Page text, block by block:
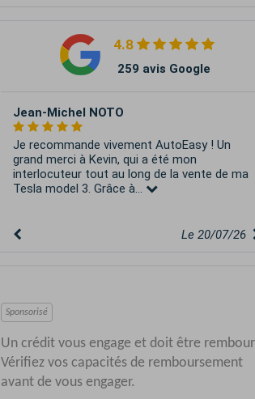
4.8
259 avis Google
Jean-Michel NOTO
Je recommande vivement AutoEasy ! Un
grand merci à Kevin, qui a été mon
interlocuteur tout au long de la vente de ma
Tesla model 3. Grâce à...
Le 20/07/26